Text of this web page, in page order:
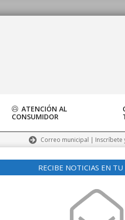
ATENCIÓN AL
CONSUMIDOR
Correo municipal | Inscríbete
RECIBE NOTICIAS EN TU